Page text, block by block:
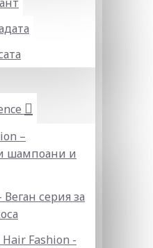
–
шампоани и
серия за
Fashion -